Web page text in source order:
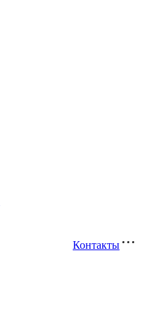
Контакты